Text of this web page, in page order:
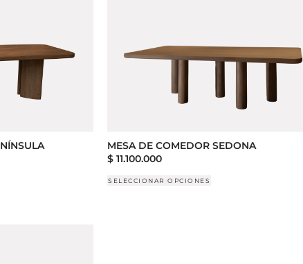
MESA DE COMEDOR SEDONA
$ 11.100.000
SELECCIONAR OPCIONES